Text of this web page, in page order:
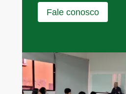
Fale conosco